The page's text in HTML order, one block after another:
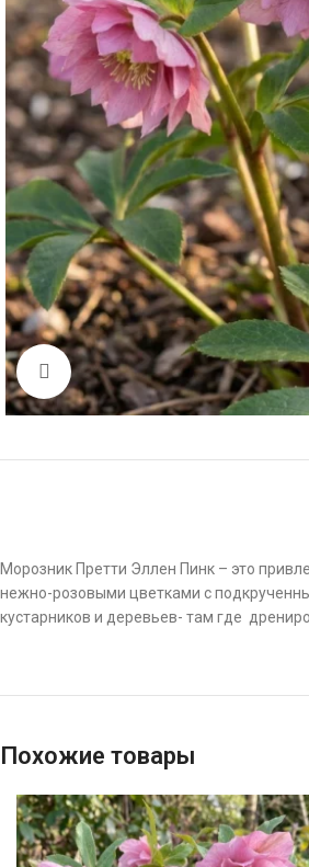
Click to enlarge
Морозник Претти Эллен Пинк – это
нежно-розовыми цветками с
кустарников и деревьев- там где
Похожие товары